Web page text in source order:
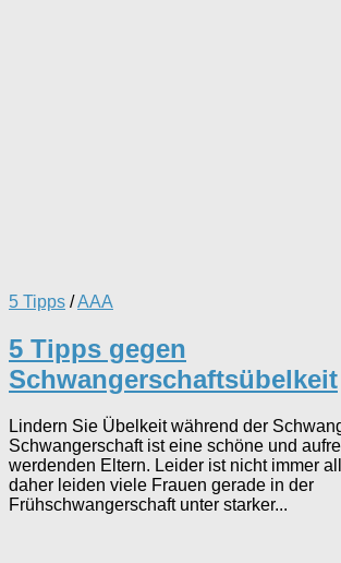
5 Tipps /AAA
5 Tipps gegen
Schwangerschaftsübelkeit
Lindern Sie Übelkeit während der
Schwangerschaft ist eine schöne und
werdenden Eltern. Leider ist nicht immer
daher leiden viele Frauen gerade in der
Frühschwangerschaft unter starker...